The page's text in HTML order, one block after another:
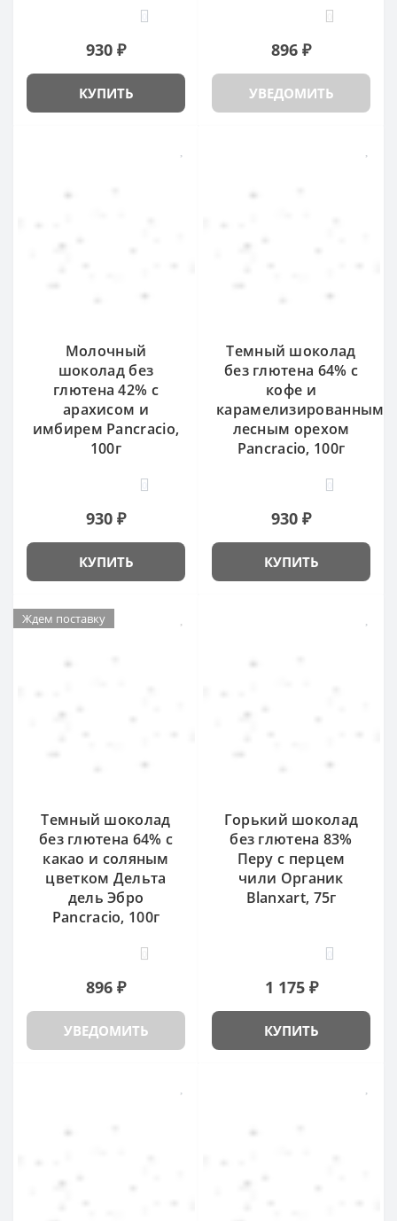
930 ₽
КУПИТЬ
896 ₽
УВЕДОМИТЬ
Молочный
шоколад без
глютена 42% с
арахисом и
имбирем Pancracio,
100г
930 ₽
КУПИТЬ
Темный шоколад
без глютена 64% с
кофе и
карамелизированным
лесным орехом
Pancracio, 100г
930 ₽
КУПИТЬ
Ждем поставку
Темный шоколад
без глютена 64% с
какао и соляным
цветком Дельта
дель Эбро
Pancracio, 100г
896 ₽
УВЕДОМИТЬ
Горький шоколад
без глютена 83%
Перу с перцем
чили Органик
Blanxart, 75г
1 175 ₽
КУПИТЬ